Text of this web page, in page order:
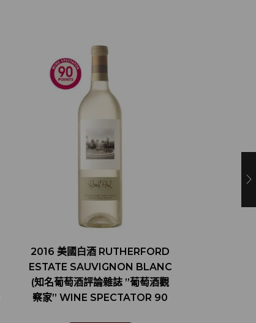
2016 美國白酒 RUTHERFORD
ESTATE SAUVIGNON BLANC
(知名葡萄酒評論雜誌 ”葡萄酒觀
察家” WINE SPECTATOR 90